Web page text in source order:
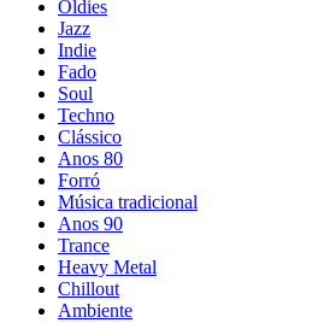
Oldies
Jazz
Indie
Fado
Soul
Techno
Clássico
Anos 80
Forró
Música tradicional
Anos 90
Trance
Heavy Metal
Chillout
Ambiente